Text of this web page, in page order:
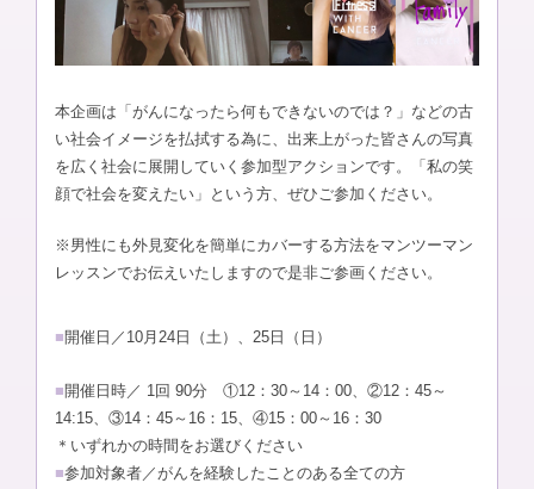
本企画は「がんになったら何もできないのでは？」などの古
い社会イメージを払拭する為に、出来上がった皆さんの写真
を広く社会に展開していく参加型アクションです。「私の笑
顔で社会を変えたい」という方、ぜひご参加ください。
※男性にも外見変化を簡単にカバーする方法をマンツーマン
レッスンでお伝えいたしますので是非ご参画ください。
■開催日／10月24日（土）、25日（日）
■開催日時／ 1回 90分 ①12：30～14：00、②12：45～
14:15、③14：45～16：15、④15：00～16：30
＊いずれかの時間をお選びください
■参加対象者／がんを経験したことのある全ての方